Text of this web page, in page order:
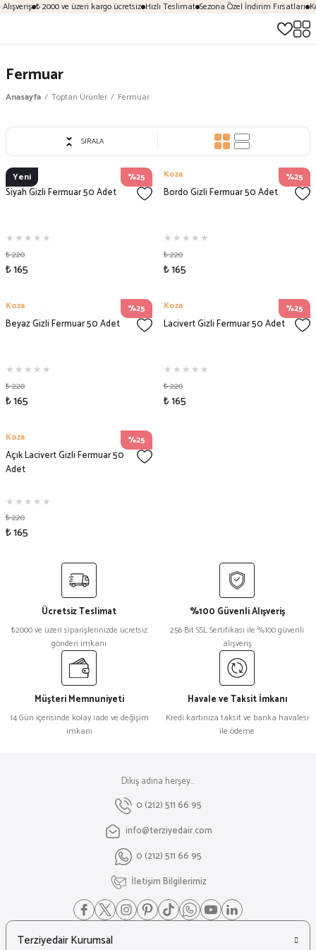
₺ 2000 ve üzeri kargo ücretsiz Hızlı Teslimat Sezona Özel İndirim Fırsatları
Fermuar
Anasayfa Toptan Ürünler Fermuar
SIRALA
Yeni %25
Koza
Siyah Gizli Fermuar 50 Adet
₺ 220
₺ 165
%25
Koza
Bordo Gizli Fermuar 50 Adet
₺ 220
₺ 165
%25
Koza
Beyaz Gizli Fermuar 50 Adet
₺ 220
₺ 165
%25
Koza
Lacivert Gizli Fermuar 50 Adet
₺ 220
₺ 165
%25
Koza
Açık Lacivert Gizli Fermuar 50
Adet
₺ 220
₺ 165
Ücretsiz Teslimat
₺2000 ve üzeri siparişlerinizde ücretsiz
gönderi imkanı
%100 Güvenli Alışveriş
256 Bit SSL Sertifikası ile %100 güvenli
alışveriş
Müşteri Memnuniyeti
14 Gün içerisinde kolay iade ve değişim
imkanı
Havale ve Taksit İmkanı
Kredi kartınıza taksit ve banka havalesi
ile ödeme
Dikiş adına herşey...
0 (212) 511 66 95
info@terziyedair.com
0 (212) 511 66 95
İletişim Bilgilerimiz
Terziyedair Kurumsal